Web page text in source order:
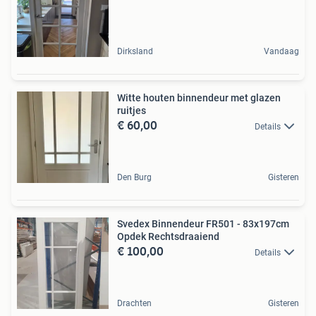
Dirksland Vandaag
Witte houten binnendeur met glazen
ruitjes
€ 60,00 Details
Den Burg Gisteren
Svedex Binnendeur FR501 - 83x197cm
Opdek Rechtsdraaiend
€ 100,00 Details
Drachten Gisteren